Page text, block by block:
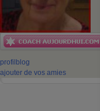
profil blog
ajouter de vos amies